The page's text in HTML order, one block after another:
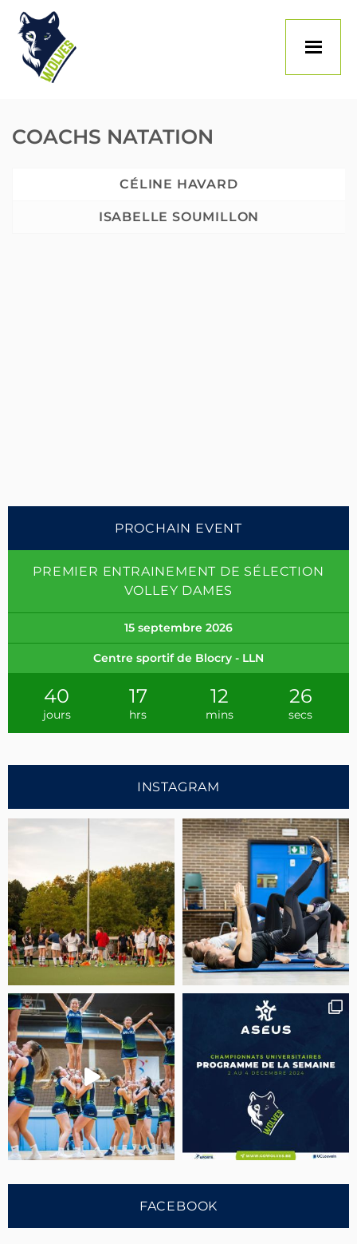
Skip
content
COACHS NATATION
CÉLINE HAVARD
ISABELLE SOUMILLON
PROCHAIN EVENT
PREMIER ENTRAINEMENT DE SÉLECTION
VOLLEY DAMES
15 septembre 2026
Centre sportif de Blocry - LLN
40
jours
17
hrs
12
mins
25
secs
INSTAGRAM
FACEBOOK